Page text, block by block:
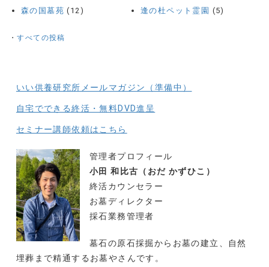
森の国墓苑 (12) 逢の杜ペット霊園 (5)
・すべての投稿
いい供養研究所メールマガジン（準備中）
自宅でできる終活・無料DVD進呈
セミナー講師依頼はこちら
管理者プロフィール
小田 和比古（おだ かずひこ）
終活カウンセラー
お墓ディレクター
採石業務管理者
墓石の原石採掘からお墓の建立、自然
埋葬まで精通するお墓やさんです。